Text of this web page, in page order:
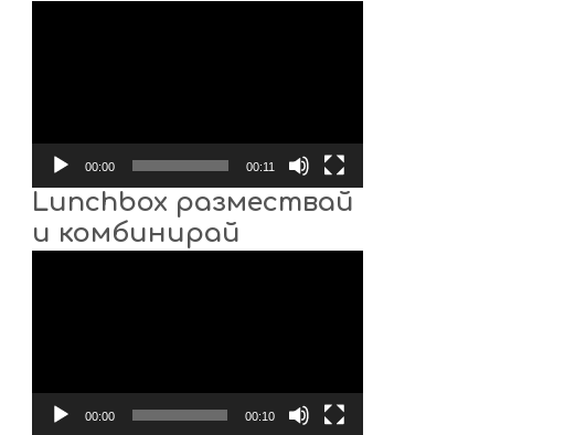
00:00 00:11
Lunchbox размествай
и комбинирай
00:00 00:10